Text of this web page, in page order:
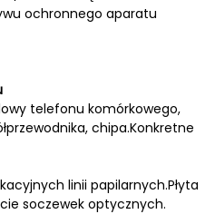
ochronnego aparatu
telefonu komórkowego,
chipa.Konkretne
linii papilarnych.Płyta
soczewek optycznych.